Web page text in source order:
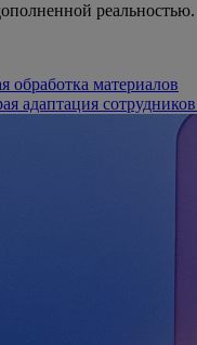
реальностью.
обработка материалов
адаптация